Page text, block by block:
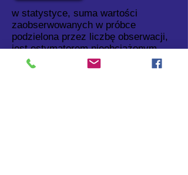
w statystyce, suma wartości
zaobserwowanych w próbce
podzielona przez liczbę obserwacji,
jest estymatorem nieobciążonym
wartości oczekiwanej w populacji.